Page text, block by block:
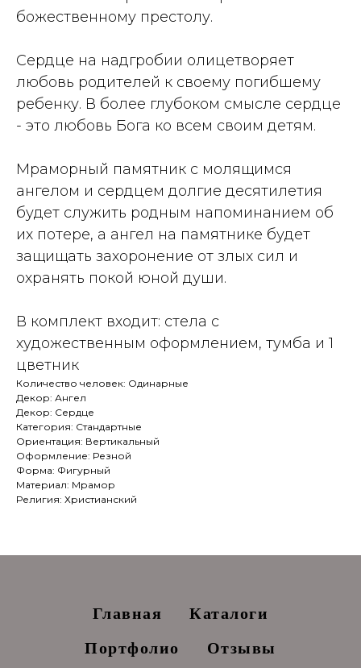
божественному престолу.
Сердце на надгробии олицетворяет
любовь родителей к своему погибшему
ребенку. В более глубоком смысле сердце
- это любовь Бога ко всем своим детям.
Мраморный памятник с молящимся
ангелом и сердцем долгие десятилетия
будет служить родным напоминанием об
их потере, а ангел на памятнике будет
защищать захоронение от злых сил и
охранять покой юной души.
В комплект входит: стела с
художественным оформлением, тумба и 1
цветник
Количество человек: Одинарные
Декор: Ангел
Декор: Сердце
Категория: Стандартные
Ориентация: Вертикальный
Оформление: Резной
Форма: Фигурный
Материал: Мрамор
Религия: Христианский
Главная
Каталоги
Портфолио
Отзывы